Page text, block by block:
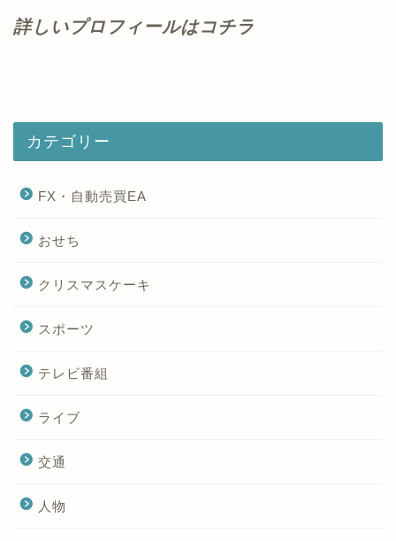
詳しいプロフィールはコチラ
カテゴリー
FX・自動売買EA
おせち
クリスマスケーキ
スポーツ
テレビ番組
ライブ
交通
人物